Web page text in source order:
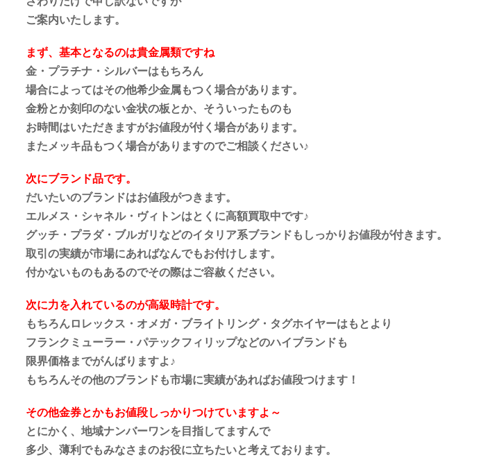
ご案内いたします。
まず、基本となるのは貴金属類ですね
金・プラチナ・シルバーはもちろん
場合によってはその他希少金属もつく場合があります。
金粉とか刻印のない金状の板とか、そういったものも
お時間はいただきますがお値段が付く場合があります。
またメッキ品もつく場合がありますのでご相談ください♪
次にブランド品です。
だいたいのブランドはお値段がつきます。
エルメス・シャネル・ヴィトンはとくに高額買取中です♪
グッチ・プラダ・ブルガリなどのイタリア系ブランドもしっかりお値段が付きます。
取引の実績が市場にあればなんでもお付けします。
付かないものもあるのでその際はご容赦ください。
次に力を入れているのが高級時計です。
もちろんロレックス・オメガ・ブライトリング・タグホイヤーはもとより
フランクミューラー・パテックフィリップなどのハイブランドも
限界価格までがんばりますよ♪
もちろんその他のブランドも市場に実績があればお値段つけます！
その他金券とかもお値段しっかりつけていますよ～
とにかく、地域ナンバーワンを目指してますんで
多少、薄利でもみなさまのお役に立ちたいと考えております。